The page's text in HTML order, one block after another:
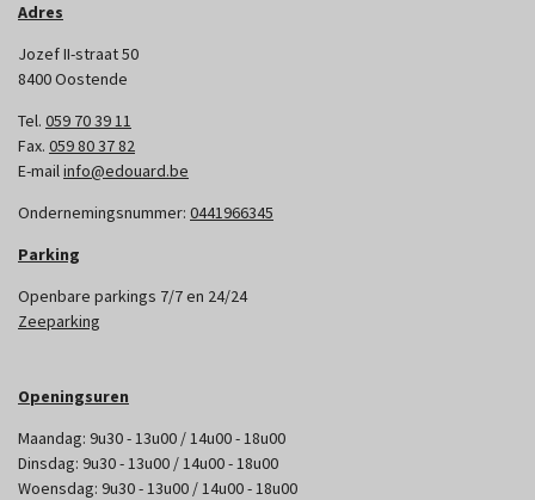
Adres
Jozef II-straat 50
8400 Oostende
Tel. 059 70 39 11
Fax. 059 80 37 82
E-mailinfo@edouard.be
Ondernemingsnummer: 0441966345
Parking
Openbare parkings 7/7 en 24/24
Zeeparking
Openingsuren
Maandag: 9u30 - 13u00 / 14u00 - 18u00
Dinsdag: 9u30 - 13u00 / 14u00 - 18u00
Woensdag: 9u30 - 13u00 / 14u00 - 18u00